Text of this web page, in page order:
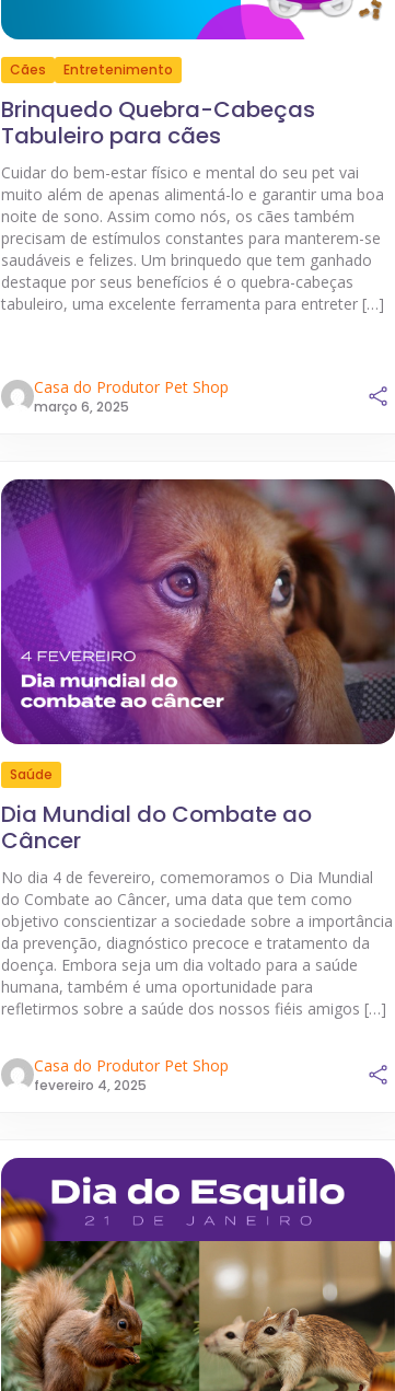
Cães Entretenimento
Brinquedo Quebra-Cabeças
Tabuleiro para cães
Cuidar do bem-estar físico e mental do seu pet vai
muito além de apenas alimentá-lo e garantir uma boa
noite de sono. Assim como nós, os cães também
precisam de estímulos constantes para manterem-se
saudáveis e felizes. Um brinquedo que tem ganhado
destaque por seus benefícios é o quebra-cabeças
tabuleiro, uma excelente ferramenta para entreter […]
Casa do Produtor Pet Shop
março 6, 2025
Saúde
Dia Mundial do Combate ao
Câncer
No dia 4 de fevereiro, comemoramos o Dia Mundial
do Combate ao Câncer, uma data que tem como
objetivo conscientizar a sociedade sobre a importância
da prevenção, diagnóstico precoce e tratamento da
doença. Embora seja um dia voltado para a saúde
humana, também é uma oportunidade para
refletirmos sobre a saúde dos nossos fiéis amigos […]
Casa do Produtor Pet Shop
fevereiro 4, 2025